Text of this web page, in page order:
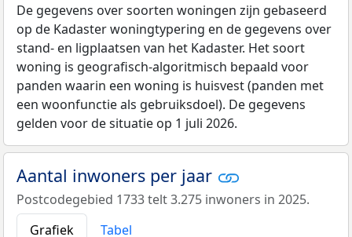
De gegevens over soorten woningen zijn gebaseerd
op de Kadaster woningtypering en de gegevens over
stand- en ligplaatsen van het Kadaster. Het soort
woning is geografisch-algoritmisch bepaald voor
panden waarin een woning is huisvest (panden met
een woonfunctie als gebruiksdoel). De gegevens
gelden voor de situatie op 1 juli 2026.
Aantal inwoners per jaar
Postcodegebied 1733 telt 3.275 inwoners in 2025.
Grafiek
Tabel